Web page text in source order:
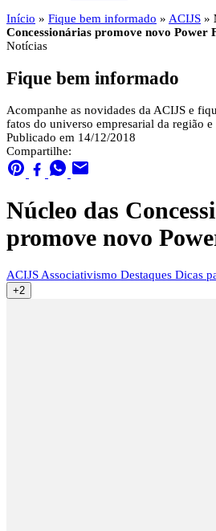
Início » Fique bem informado » ACIJS »
Concessionárias promove novo Power
Notícias
Fique bem informado
Acompanhe as novidades da ACIJS e
fatos do universo empresarial da região e
Publicado em 14/12/2018
Compartilhe:
Núcleo das
promove novo
ACIJS Associativismo Destaques Dicas
+2